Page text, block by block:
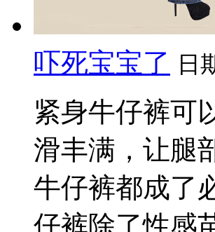
吓死宝宝了 日
紧身牛仔裤可
滑丰满，让腿
牛仔裤都成了
仔裤除了性感